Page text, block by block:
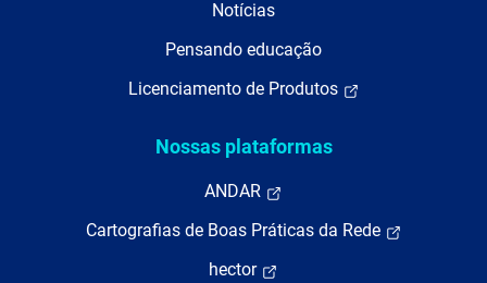
Notícias
Pensando educação
Licenciamento de Produtos
Nossas plataformas
ANDAR
Cartografias de Boas Práticas da Rede
hector